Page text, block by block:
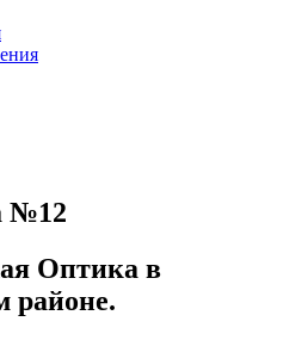
№12
Оптика в
районе.